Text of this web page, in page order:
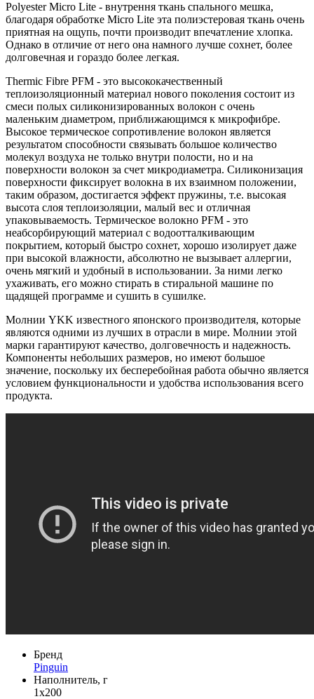
Polyester Micro Lite - внутрення ткань спального мешка,
благодаря обработке Micro Lite эта полиэстеровая ткань очень
приятная на ощупь, почти производит впечатление хлопка.
Однако в отличие от него она намного лучше сохнет, более
долговечная и гораздо более легкая.
Thermic Fibre PFM - это высококачественный
теплоизоляционный материал нового поколения состоит из
смеси полых силиконизированных волокон с очень
маленьким диаметром, приближающимся к микрофибре.
Высокое термическое сопротивление волокон является
результатом способности связывать большое количество
молекул воздуха не только внутри полости, но и на
поверхности волокон за счет микродиаметра. Силиконизация
поверхности фиксирует волокна в их взаимном положении,
таким образом, достигается эффект пружины, т.е. высокая
высота слоя теплоизоляции, малый вес и отличная
упаковываемость. Термическое волокно PFM - это
неабсорбирующий материал с водоотталкивающим
покрытием, который быстро сохнет, хорошо изолирует даже
при высокой влажности, абсолютно не вызывает аллергии,
очень мягкий и удобный в использовании. За ними легко
ухаживать, его можно стирать в стиральной машине по
щадящей программе и сушить в сушилке.
Молнии YKK известного японского производителя, которые
являются одними из лучших в отрасли в мире. Молнии этой
марки гарантируют качество, долговечность и надежность.
Компоненты небольших размеров, но имеют большое
значение, поскольку их бесперебойная работа обычно является
условием функциональности и удобства использования всего
продукта.
Бренд
Pinguin
Наполнитель, г
1х200